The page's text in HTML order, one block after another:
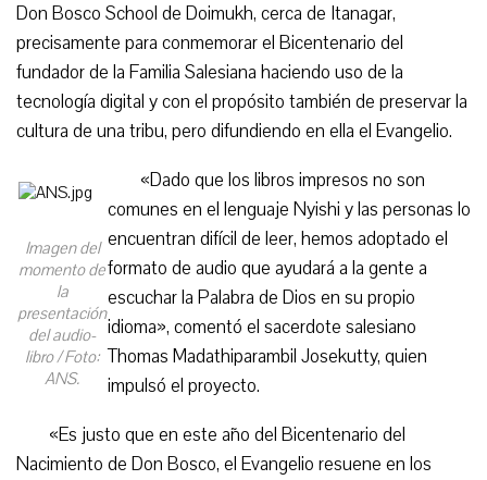
Don Bosco School de Doimukh, cerca de Itanagar,
precisamente para conmemorar el Bicentenario del
fundador de la Familia Salesiana haciendo uso de la
tecnología digital y con el propósito también de preservar la
cultura de una tribu, pero difundiendo en ella el Evangelio.
Imagen del
momento de
la
presentación
del audio-
libro / Foto:
ANS.
«Dado que los libros impresos no son
comunes en el lenguaje Nyishi y las personas lo
encuentran difícil de leer, hemos adoptado el
formato de audio que ayudará a la gente a
escuchar la Palabra de Dios en su propio
idioma», comentó el sacerdote salesiano
Thomas Madathiparambil Josekutty, quien
impulsó el proyecto.
«Es justo que en este año del Bicentenario del
Nacimiento de Don Bosco, el Evangelio resuene en los